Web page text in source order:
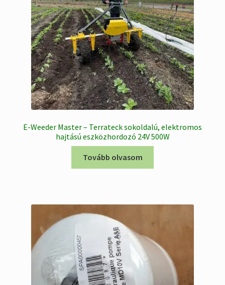
E-Weeder Master – Terrateck sokoldalú, elektromos
hajtású eszközhordozó 24V 500W
Tovább olvasom